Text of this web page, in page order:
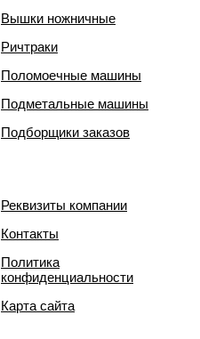
Вышки ножничные
Ричтраки
Поломоечные машины
Подметальные машины
Подборщики заказов
Реквизиты компании
Контакты
Политика
конфиденциальности
Карта сайта